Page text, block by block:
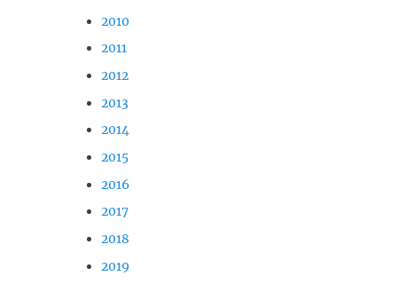
2010
2011
2012
2013
2014
2015
2016
2017
2018
2019